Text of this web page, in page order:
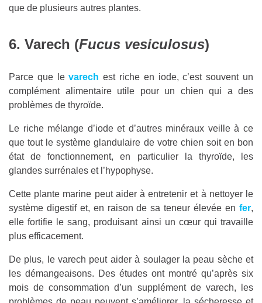
que de plusieurs autres plantes.
6. Varech (Fucus vesiculosus)
Parce que levarech est riche en iode, c’est souvent un
complément alimentaire utile pour un chien qui a des
problèmes de thyroïde.
Le riche mélange d’iode et d’autres minéraux veille à ce
que tout le système glandulaire de votre chien soit en bon
état de fonctionnement, en particulier la thyroïde, les
glandes surrénales et l’hypophyse.
Cette plante marine peut aider à entretenir et à nettoyer le
système digestif et, en raison de sa teneur élevée en fer,
elle fortifie le sang, produisant ainsi un cœur qui travaille
plus efficacement.
De plus, le varech peut aider à soulager la peau sèche et
les démangeaisons. Des études ont montré qu’après six
mois de consommation d’un supplément de varech, les